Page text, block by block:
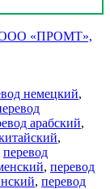
«ПРОМТ»,
немецкий,
арабский,
,
перевод
, перевод
, перевод